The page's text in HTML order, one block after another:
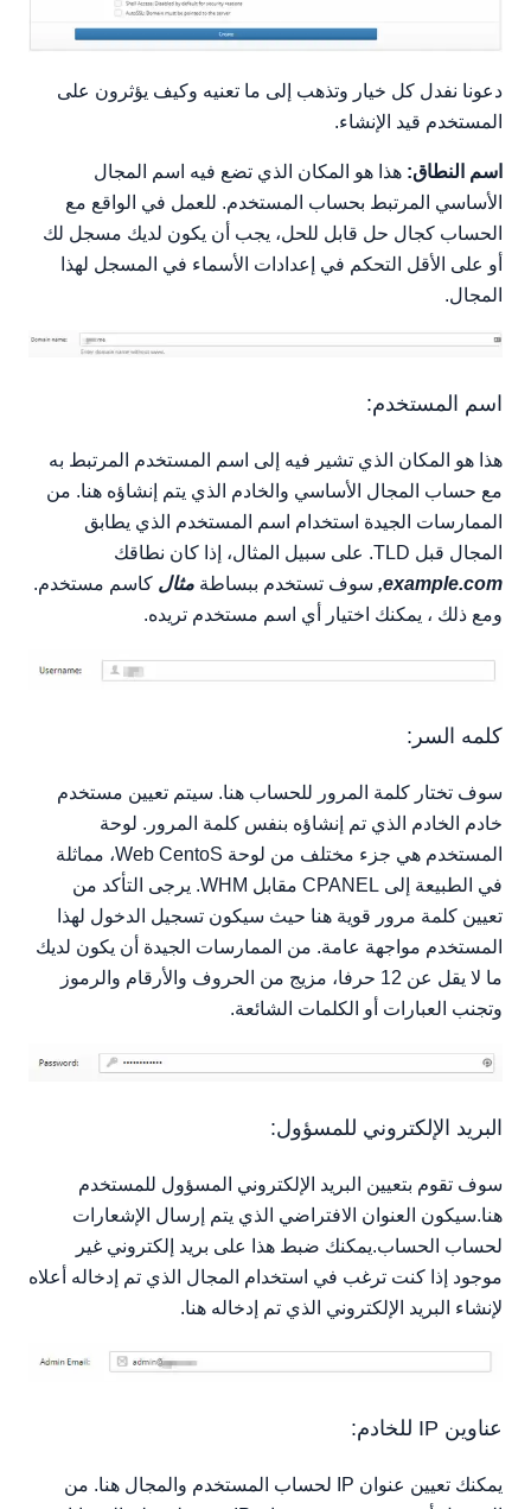
دعونا نفدل كل خيار وتذهب إلى ما تعنيه وكيف يؤثرون على
المستخدم قيد الإنشاء.
اسم النطاق: هذا هو المكان الذي تضع فيه اسم المجال
الأساسي المرتبط بحساب المستخدم. للعمل في الواقع مع
الحساب كجال حل قابل للحل، يجب أن يكون لديك مسجل لك
أو على الأقل التحكم في إعدادات الأسماء في المسجل لهذا
المجال.
اسم المستخدم:
هذا هو المكان الذي تشير فيه إلى اسم المستخدم المرتبط به
مع حساب المجال الأساسي والخادم الذي يتم إنشاؤه هنا. من
الممارسات الجيدة استخدام اسم المستخدم الذي يطابق
المجال قبل TLD. على سبيل المثال، إذا كان نطاقك
example.com, سوف تستخدم ببساطة مثال كاسم مستخدم.
ومع ذلك ، يمكنك اختيار أي اسم مستخدم تريده.
كلمه السر:
سوف تختار كلمة المرور للحساب هنا. سيتم تعيين مستخدم
خادم الخادم الذي تم إنشاؤه بنفس كلمة المرور. لوحة
المستخدم هي جزء مختلف من لوحة Web CentoS، مماثلة
في الطبيعة إلى CPANEL مقابل WHM. يرجى التأكد من
تعيين كلمة مرور قوية هنا حيث سيكون تسجيل الدخول لهذا
المستخدم مواجهة عامة. من الممارسات الجيدة أن يكون لديك
ما لا يقل عن 12 حرفا، مزيج من الحروف والأرقام والرموز
وتجنب العبارات أو الكلمات الشائعة.
البريد الإلكتروني للمسؤول:
سوف تقوم بتعيين البريد الإلكتروني المسؤول للمستخدم
هنا.سيكون العنوان الافتراضي الذي يتم إرسال الإشعارات
لحساب الحساب.يمكنك ضبط هذا على بريد إلكتروني غير
موجود إذا كنت ترغب في استخدام المجال الذي تم إدخاله أعلاه
لإنشاء البريد الإلكتروني الذي تم إدخاله هنا.
عناوين IP للخادم:
يمكنك تعيين عنوان IP لحساب المستخدم والمجال هنا. من